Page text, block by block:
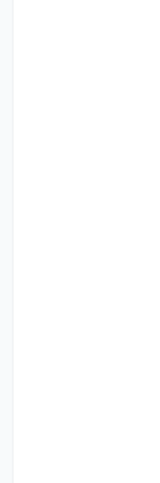
شده‌اند.
استاندارد کیفی، ارائه
مطمئن برای تضمین
و مصرف‌کنندگان در
در حفظ منابع آبی
ما عضو شوید